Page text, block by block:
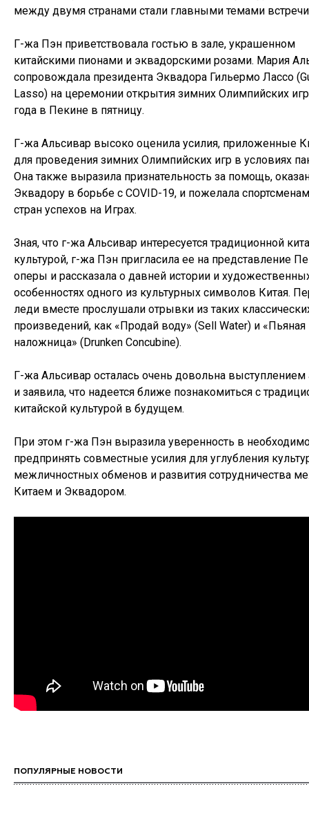
между двумя странами стали главными темами
Г-жа Пэн приветствовала гостью в зале, украшенном
китайскими пионами и эквадорскими розами. Мария
сопровождала президента Эквадора Гильермо Лассо
Lasso) на церемонии открытия зимних Олимпийских
года в Пекине в пятницу.
Г-жа Альсивар высоко оценила усилия, приложенные
для проведения зимних Олимпийских игр в условиях
Она также выразила признательность за помощь,
Эквадору в борьбе с COVID-19, и пожелала
стран успехов на Играх.
Зная, что г-жа Альсивар интересуется традиционной
культурой, г-жа Пэн пригласила ее на представление
оперы и рассказала о давней истории и
особенностях одного из культурных символов Китая.
леди вместе прослушали отрывки из таких
произведений, как «Продай воду» (Sell Water) и «Пьяная
наложница» (Drunken Concubine).
Г-жа Альсивар осталась очень довольна выступлением
и заявила, что надеется ближе познакомиться с
китайской культурой в будущем.
При этом г-жа Пэн выразила уверенность в
предпринять совместные усилия для углубления
межличностных обменов и развития сотрудничества
Китаем и Эквадором.
ПОПУЛЯРНЫЕ НОВОСТИ